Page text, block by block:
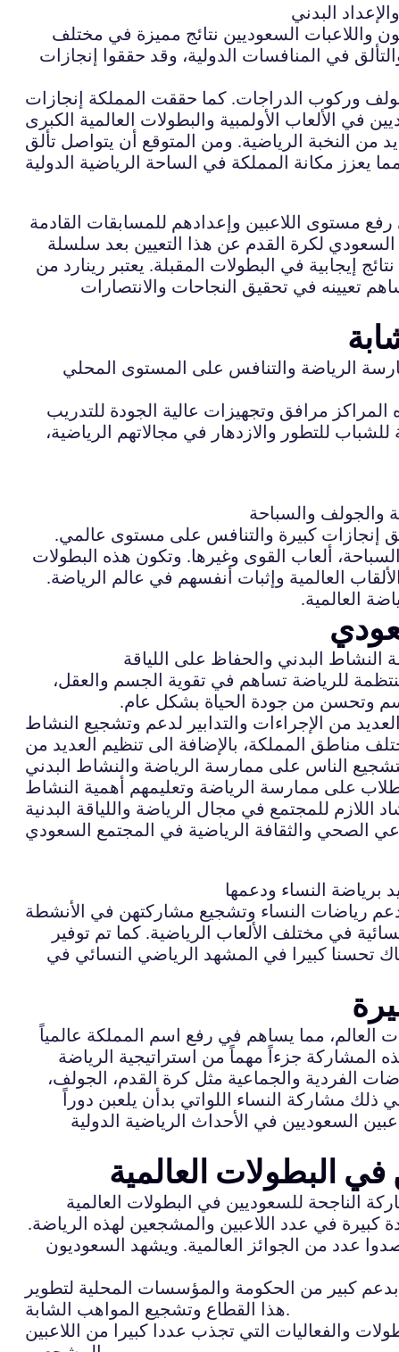
البدني
واللاعبات السعوديين نتائج مميزة في مختلف
في المنافسات الدولية، وقد حققوا إنجازات
وركوب الدراجات. كما حققت المملكة إنجازات
من النخبة الرياضية. ومن المتوقع أن يتواصل تألق
مستوى اللاعبين وإعدادهم للمسابقات القادمة
لكرة القدم عن هذا التعيين بعد سلسلة
إيجابية في البطولات المقبلة. يعتبر رينارد من
تعيينه في تحقيق النجاحات والانتصارات
الرياضة والتنافس على المستوى المحلي
مرافق وتجهيزات عالية الجودة للتدريب
للتطور والازدهار في مجالاتهم الرياضية،
والجولف والسباحة
إنجازات كبيرة والتنافس على مستوى عالمي.
ألعاب القوى وغيرها. وتكون هذه البطولات
العالمية وإثبات أنفسهم في عالم الرياضة.
العالمية.
النشاط البدني والحفاظ على اللياقة
للرياضة تساهم في تقوية الجسم والعقل،
وتحسن من جودة الحياة بشكل عام.
من الإجراءات والتدابير لدعم وتشجيع النشاط
مناطق المملكة، بالإضافة الى تنظيم العديد من
على ممارسة الرياضة وتعليمهم أهمية النشاط
برياضة النساء ودعمها
رياضات النساء وتشجيع مشاركتهن في الأنشطة
في مختلف الألعاب الرياضية. كما تم توفير
تحسنا كبيرا في المشهد الرياضي النسائي في
العالم، مما يساهم في رفع اسم المملكة عالمياً
المشاركة جزءاً مهماً من استراتيجية الرياضة
الفردية والجماعية مثل كرة القدم، الجولف،
ذلك مشاركة النساء اللواتي بدأن يلعبن دوراً
السعوديين في الأحداث الرياضية الدولية
البطولات العالمية
الناجحة للسعوديين في البطولات العالمية
كبيرة في عدد اللاعبين والمشجعين لهذه الرياضة.
عدد من الجوائز العالمية. ويشهد السعوديون
كبير من الحكومة والمؤسسات المحلية لتطوير
هذا القطاع وتشجيع المواهب الشابة.
والفعاليات التي تجذب عددا كبيرا من اللاعبين